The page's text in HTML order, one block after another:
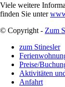
Viele weitere
finden Sie unter
© Copyright - Zum
zum Stinesler
Preise/
Aktivitäten
Anfahrt